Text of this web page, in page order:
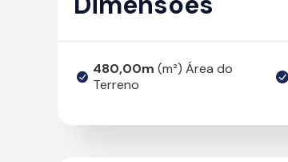
480,00m (m²) Área do
Terreno